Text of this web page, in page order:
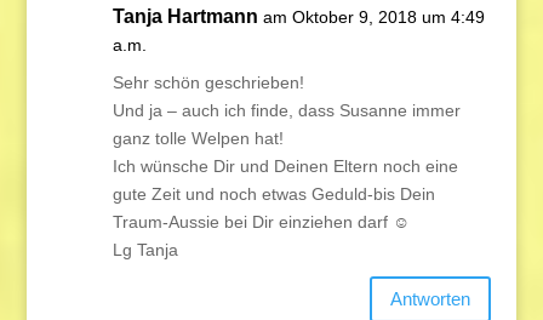
Tanja Hartmann am Oktober 9, 2018 um 4:49
a.m.
Sehr schön geschrieben!
Und ja – auch ich finde, dass Susanne immer
ganz tolle Welpen hat!
Ich wünsche Dir und Deinen Eltern noch eine
gute Zeit und noch etwas Geduld-bis Dein
Traum-Aussie bei Dir einziehen darf ☺️
Lg Tanja
Antworten